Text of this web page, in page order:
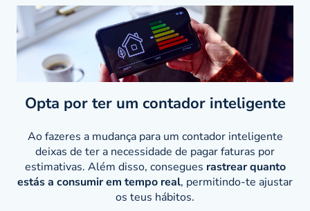
Opta por ter um contador inteligente
Ao fazeres a mudança para um contador inteligente
deixas de ter a necessidade de pagar faturas por
estimativas. Além disso, consegues rastrear quanto
estás a consumir em tempo real, permitindo-te ajustar
os teus hábitos.